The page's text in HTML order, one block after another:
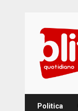
content
Politica